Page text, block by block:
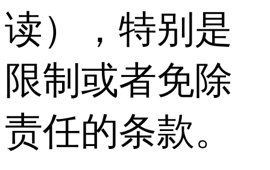
读），特别是
限制或者免除
责任的条款。